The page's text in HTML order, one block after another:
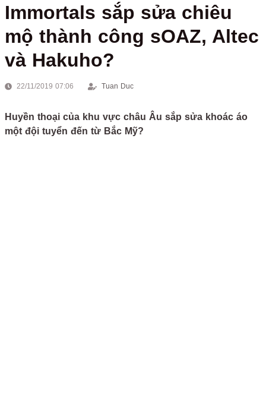
Immortals sắp sửa chiêu
mộ thành công sOAZ, Altec
và Hakuho?
22/11/2019 07:06 Tuan Duc
Huyền thoại của khu vực châu Âu sắp sửa khoác áo
một đội tuyển đến từ Bắc Mỹ?